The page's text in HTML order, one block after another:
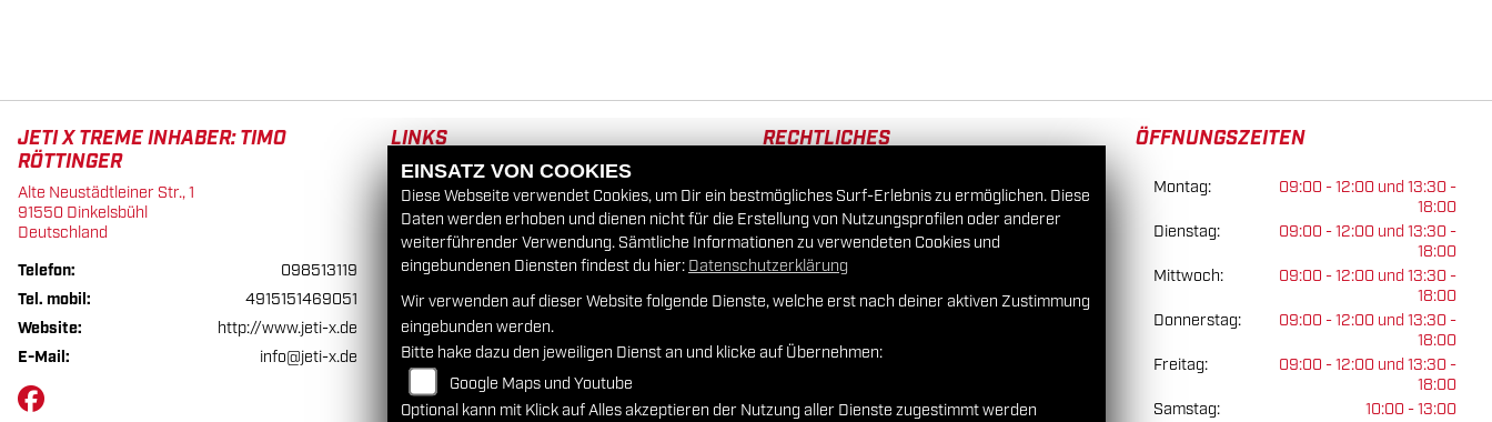
JETI X TREME INHABER: TIMO
RÖTTINGER
Alte Neustädtleiner Str., 1
91550 Dinkelsbühl
Deutschland
Telefon:
098513119
Tel. mobil:
4915151469051
Website:
http://www.jeti-x.de
E-Mail:
info@jeti-x.de
LINKS
Unternehmen
Neufahrzeuge
Gebrauchtfahrzeuge
Service
RECHTLICHES
AGB
Impressum
Disclaimer
ÖFFNUNGSZEITEN
Montag:
09:00 - 12:00 und 13:30 -
18:00
Dienstag:
09:00 - 12:00 und 13:30 -
18:00
Mittwoch:
09:00 - 12:00 und 13:30 -
18:00
Donnerstag:
09:00 - 12:00 und 13:30 -
18:00
Freitag:
09:00 - 12:00 und 13:30 -
18:00
Samstag:
10:00 - 13:00
EINSATZ VON COOKIES
Diese Webseite verwendet Cookies, um Dir ein bestmögliches Surf-Erlebnis zu ermöglichen. Diese
Daten werden erhoben und dienen nicht für die Erstellung von Nutzungsprofilen oder anderer
weiterführender Verwendung. Sämtliche Informationen zu verwendeten Cookies und
eingebundenen Diensten findest du hier: Datenschutzerklärung
Wir verwenden auf dieser Website folgende Dienste, welche erst nach deiner aktiven Zustimmung
eingebunden werden.
Bitte hake dazu den jeweiligen Dienst an und klicke auf Übernehmen:
Google Maps und Youtube
Optional kann mit Klick auf Alles akzeptieren der Nutzung aller Dienste zugestimmt werden